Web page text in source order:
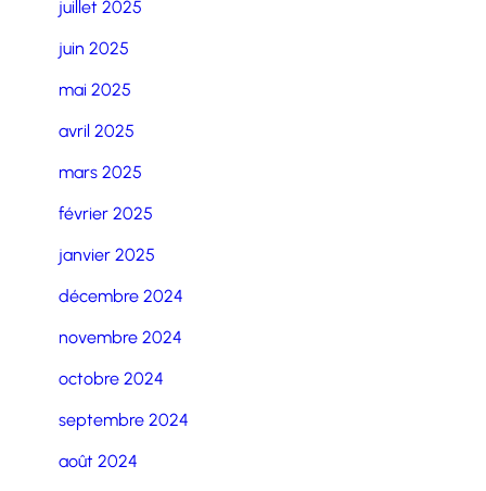
juillet 2025
juin 2025
mai 2025
avril 2025
mars 2025
février 2025
janvier 2025
décembre 2024
novembre 2024
octobre 2024
septembre 2024
août 2024